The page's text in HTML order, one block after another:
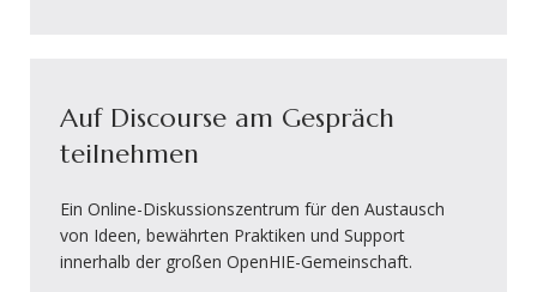
Auf Discourse am Gespräch
teilnehmen
Ein Online-Diskussionszentrum für den Austausch
von Ideen, bewährten Praktiken und Support
innerhalb der großen OpenHIE-Gemeinschaft.